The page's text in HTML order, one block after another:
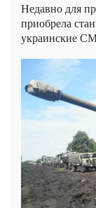
Недавно для
приобрела
украинские